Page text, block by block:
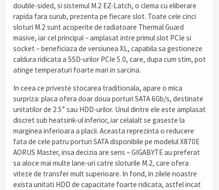
double-sided, si sistemul M.2 EZ-Latch, o clema cu eliberare
rapida fara surub, prezenta pe fiecare slot. Toate cele cinci
sloturi M.2 sunt acoperite de radiatoare Thermal Guard
masive, iar cel principal – amplasat intre primul slot PCIe si
socket – beneficiaza de versiunea XL, capabila sa gestioneze
caldura ridicata a SSD-urilor PCIe 5.0, care, dupa cum stim, pot
atinge temperaturi foarte mari in sarcina.
In ceea ce priveste stocarea traditionala, apare o mica
surpriza: placa ofera doar doua porturi SATA 6Gb/s, destinate
unitatilor de 2.5” sau HDD-urilor. Unul dintre ele este amplasat
discret sub heatsink-ul inferior, iar celalalt se gaseste la
marginea inferioara a placii. Aceasta reprezinta o reducere
fata de cele patru porturi SATA disponibile pe modelul X870E
AORUS Master, insa decizia are sens – GIGABYTE au preferat
sa aloce mai multe lane-uri catre sloturile M.2, care ofera
viteze de transfer mult superioare. In fond, in zilele noastre
exista unitati HDD de capacitate foarte ridicata, astfel incat